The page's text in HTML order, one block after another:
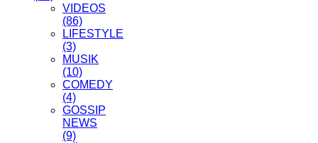
VIDEOS
(86)
LIFESTYLE
(3)
MUSIK
(10)
COMEDY
(4)
GOSSIP
NEWS
(9)